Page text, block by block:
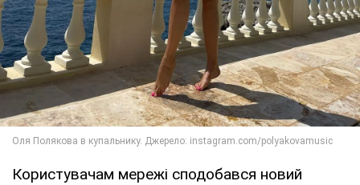
Користувачам мережі сподобався новий